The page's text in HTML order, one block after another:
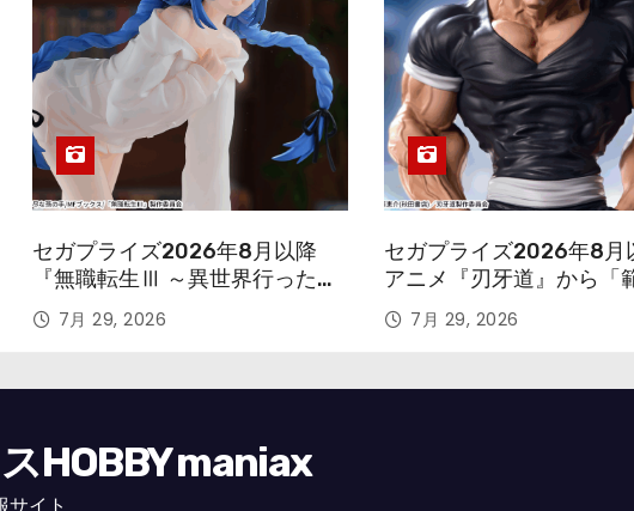
セガプライズ2026年8月以降
『無職転生Ⅲ ～異世界行ったら
本気だす～』から「ロキシー」
のフィギュアが登場！
7月 29, 2026
セガプライズ2026年8月
アニメ『刃牙道』から「
次郎」が登場ッッ!!
7月 29, 2026
HOBBY maniax